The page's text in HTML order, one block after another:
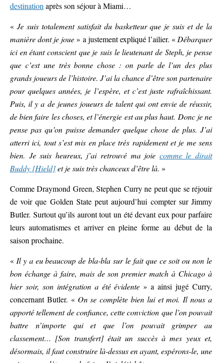
destinationaprès son séjour à Miami…
« Je suis totalement satisfait du basketteur que je suis et de la
manière dont je joue» a justement expliqué l’ailier. «Débarquer
ici en étant conscient que je suis le lieutenant de Steph, je pense
que c’est une très bonne chose : on parle de l’un des plus
grands joueurs de l’histoire. J’ai la chance d’être son partenaire
pour quelques années, je l’espère, et c’est juste rafraîchissant.
Puis, il y a de jeunes joueurs de talent qui ont envie de réussir,
de bien faire les choses, et l’énergie est au plus haut. Donc je ne
pense pas qu’on puisse demander quelque chose de plus. J’ai
atterri ici, tout s’est mis en place très rapidement et je me sens
bien. Je suis heureux, j’ai retrouvé ma joie comme le dirait
Buddy [Hield]et je suis très chanceux d’être là. »
Comme Draymond Green, Stephen Curry ne peut que se réjouir
de voir que Golden State peut aujourd’hui compter sur Jimmy
Butler. Surtout qu’ils auront tout un été devant eux pour parfaire
leurs automatismes et arriver en pleine forme au début de la
saison prochaine.
« Il y a eu beaucoup de bla-bla sur le fait que ce soit ou non le
bon échange à faire, mais de son premier match à Chicago à
hier soir, son intégration a été évidente » a ainsi jugé Curry,
concernant Butler. « On se complète bien lui et moi. Il nous a
apporté tellement de confiance, cette conviction que l’on pouvait
battre n’importe qui et que l’on pouvait grimper au
classement… [Son transfert] était un succès à mes yeux et,
désormais, il faut construire là-dessus en ayant, espérons-le, une